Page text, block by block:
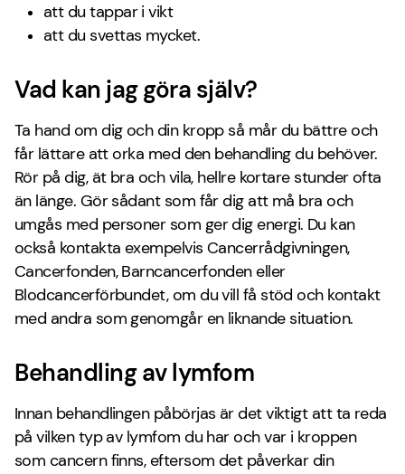
att du tappar i vikt
att du svettas mycket.
Vad kan jag göra själv?
Ta hand om dig och din kropp så mår du bättre och
får lättare att orka med den behandling du behöver.
Rör på dig, ät bra och vila, hellre kortare stunder ofta
än länge. Gör sådant som får dig att må bra och
umgås med personer som ger dig energi. Du kan
också kontakta exempelvis Cancerrådgivningen,
Cancerfonden, Barncancerfonden eller
Blodcancerförbundet, om du vill få stöd och kontakt
med andra som genomgår en liknande situation.
Behandling av lymfom
Innan behandlingen påbörjas är det viktigt att ta reda
på vilken typ av lymfom du har och var i kroppen
som cancern finns, eftersom det påverkar din